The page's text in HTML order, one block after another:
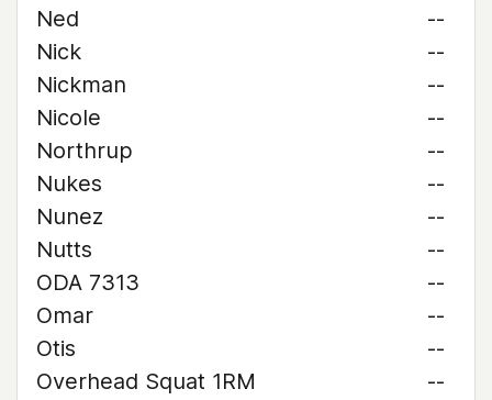
Ned
--
Nick
--
Nickman
--
Nicole
--
Northrup
--
Nukes
--
Nunez
--
Nutts
--
ODA 7313
--
Omar
--
Otis
--
Overhead Squat 1RM
--